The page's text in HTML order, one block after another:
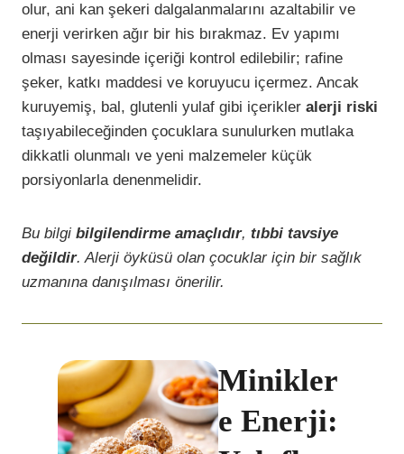
olur, ani kan şekeri dalgalanmalarını azaltabilir ve
enerji verirken ağır bir his bırakmaz. Ev yapımı
olması sayesinde içeriği kontrol edilebilir; rafine
şeker, katkı maddesi ve koruyucu içermez. Ancak
kuruyemiş, bal, glutenli yulaf gibi içerikler alerji riski
taşıyabileceğinden çocuklara sunulurken mutlaka
dikkatli olunmalı ve yeni malzemeler küçük
porsiyonlarla denenmelidir.
Bu bilgi bilgilendirme amaçlıdır, tıbbi tavsiye
değildir. Alerji öyküsü olan çocuklar için bir sağlık
uzmanına danışılması önerilir.
Minikler
e Enerji: